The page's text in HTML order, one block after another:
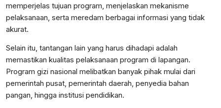
memperjelas tujuan program, menjelaskan mekanisme
pelaksanaan, serta meredam berbagai informasi yang tidak
akurat.
Selain itu, tantangan lain yang harus dihadapi adalah
memastikan kualitas pelaksanaan program di lapangan.
Program gizi nasional melibatkan banyak pihak mulai dari
pemerintah pusat, pemerintah daerah, penyedia bahan
pangan, hingga institusi pendidikan.